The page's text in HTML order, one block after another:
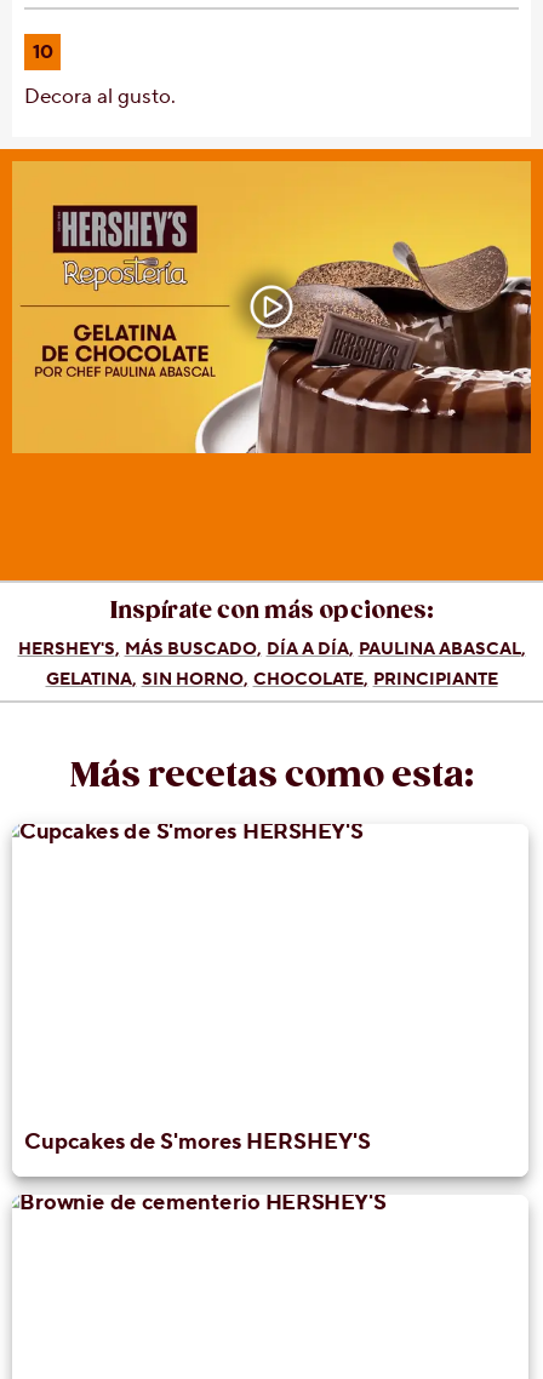
10
Decora al gusto.
Inspírate con más opciones:
HERSHEY'S MÁS BUSCADO DÍA A DÍA PAULINA ABASCAL
GELATINA SIN HORNO CHOCOLATE PRINCIPIANTE
Más recetas como esta:
Cupcakes de S'mores HERSHEY'S